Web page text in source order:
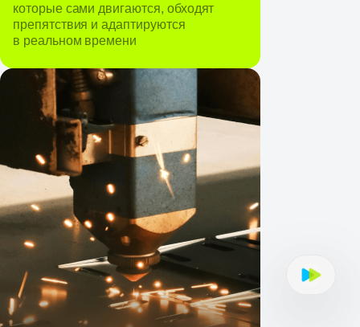
которые сами двигаются, обходят
препятствия и адаптируются
в реальном времени